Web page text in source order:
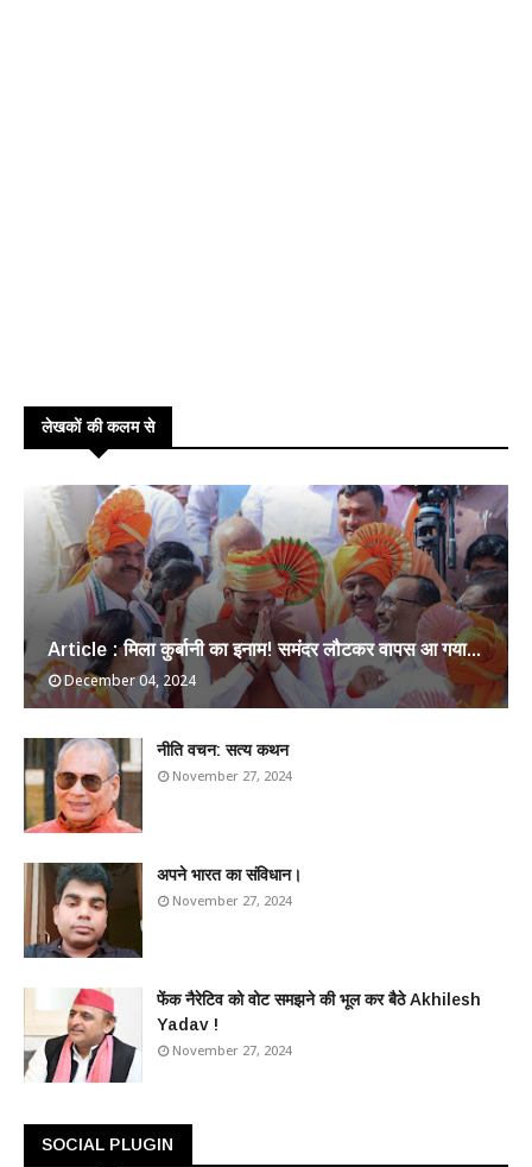
लेखकों की कलम से
Article : मिला कुर्बानी का इनाम! समंदर लौटकर वापस आ गया...
December 04, 2024
​नीति वचन: सत्य कथन
November 27, 2024
अपने भारत का संविधान।
November 27, 2024
फेंक नैरेटिव को वोट समझने की भूल कर बैठे Akhilesh
Yadav !
November 27, 2024
SOCIAL PLUGIN